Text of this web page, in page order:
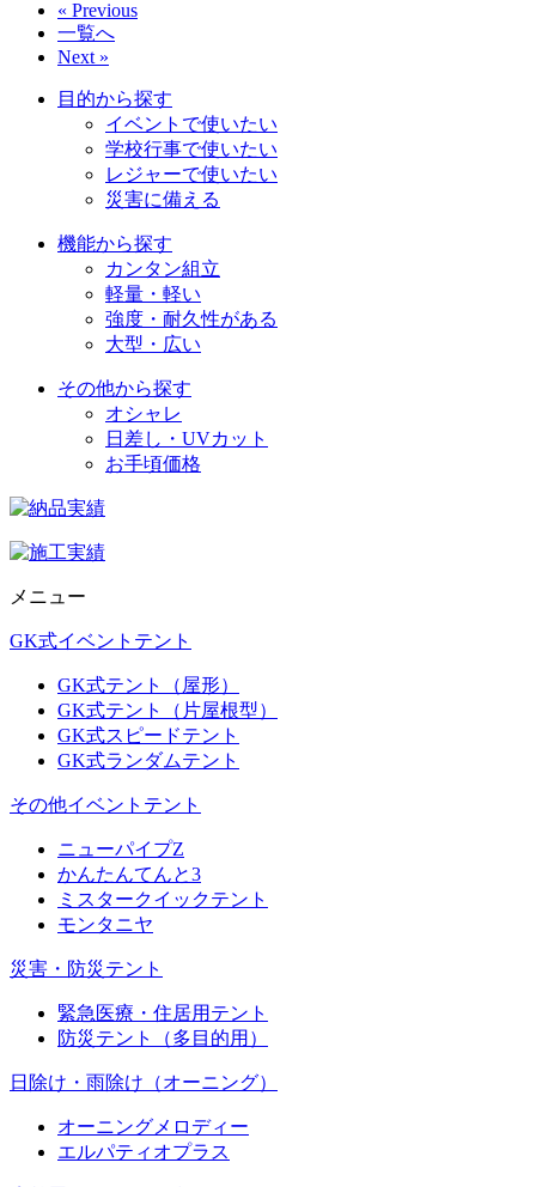
« Previous
一覧へ
Next »
目的から探す
イベントで使いたい
学校行事で使いたい
レジャーで使いたい
災害に備える
機能から探す
カンタン組立
軽量・軽い
強度・耐久性がある
大型・広い
その他から探す
オシャレ
日差し・UVカット
お手頃価格
メニュー
GK式イベントテント
GK式テント（屋形）
GK式テント（片屋根型）
GK式スピードテント
GK式ランダムテント
その他イベントテント
ニューパイプZ
かんたんてんと3
ミスタークイックテント
モンタニヤ
災害・防災テント
緊急医療・住居用テント
防災テント（多目的用）
日除け・雨除け（オーニング）
オーニングメロディー
エルパティオプラス